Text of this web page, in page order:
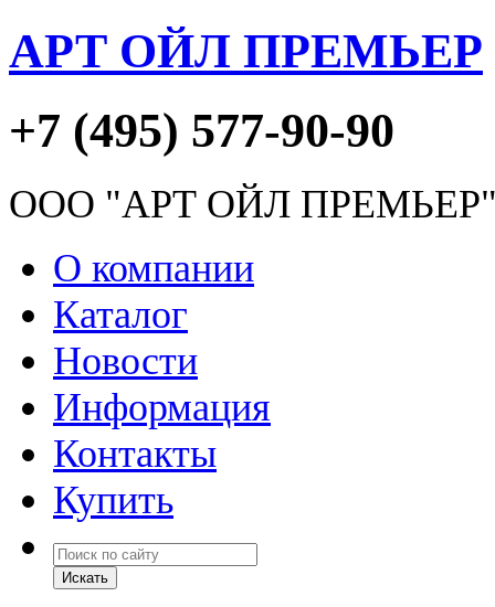
АРТ ОЙЛ ПРЕМЬЕР
+7 (495) 577-90-90
ООО "АРТ ОЙЛ
О компании
Каталог
Новости
Информация
Контакты
Купить